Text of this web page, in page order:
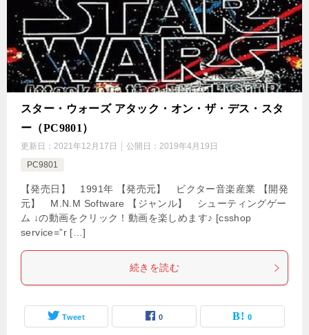
スター・ウォーズ アタック・オン・ザ・デス・スタ
ー（PC9801）
更新日： 2021年12月17日 公開日： 2019年4月19日
PC9801
【発売日】 1991年 【発売元】 ビクター音楽産業 【開発
元】 M.N.M Software 【ジャンル】 シューティングゲー
ム ↓の動画をクリック！動画を楽しめます♪ [csshop
service=”r […]
続きを読む
Tweet 0 0